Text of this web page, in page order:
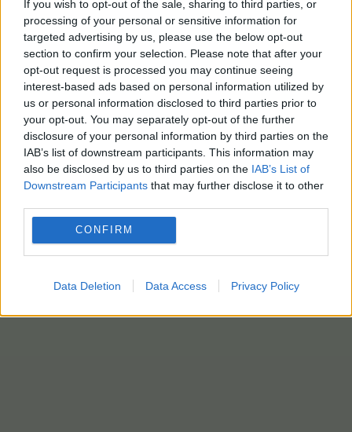
If you wish to opt-out of the sale, sharing to third parties, or
processing of your personal or sensitive information for
targeted advertising by us, please use the below opt-out
section to confirm your selection. Please note that after your
opt-out request is processed you may continue seeing
interest-based ads based on personal information utilized by
us or personal information disclosed to third parties prior to
your opt-out. You may separately opt-out of the further
disclosure of your personal information by third parties on the
IAB’s list of downstream participants. This information may
also be disclosed by us to third parties on the IAB’s List of
Downstream Participants that may further disclose it to other
CONFIRM
Data Deletion Data Access Privacy Policy